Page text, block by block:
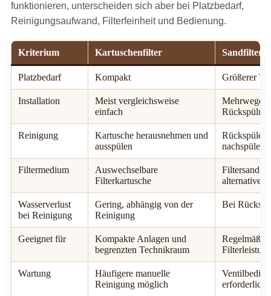
funktionieren, unterscheiden sich aber bei Platzbedarf,
Reinigungsaufwand, Filterfeinheit und Bedienung.
Kriterium Kartuschenfilter
Platzbedarf Kompakt Größerer
Installation
Meist vergleichsweise
einfach
Reinigung
Kartusche herausnehmen und
ausspülen
Rückspülen
nachspülen
Filtermedium
Auswechselbare
Filterkartusche
Filtersand,
alternatives
Wasserverlust
bei Reinigung
Gering, abhängig von der
Reinigung
Bei
Geeignet für
Kompakte Anlagen und
begrenzten Technikraum
Filterleistung
Wartung
Häufigere manuelle
Reinigung möglich
erforderlich